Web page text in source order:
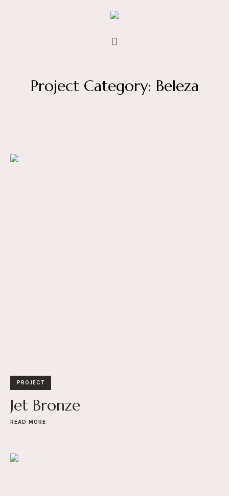
Project Category: Beleza
PROJECT
Jet Bronze
READ MORE